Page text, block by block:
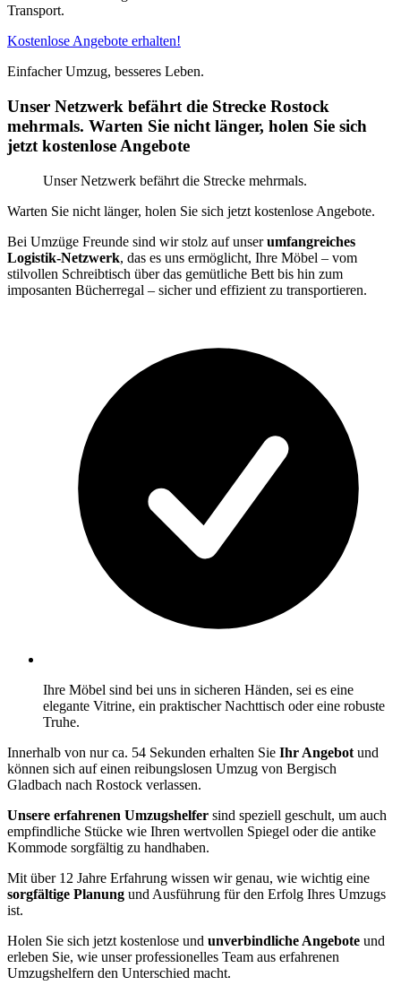
Transport.
Kostenlose Angebote erhalten!
Einfacher Umzug, besseres Leben.
Unser Netzwerk befährt die Strecke Rostock
mehrmals. Warten Sie nicht länger, holen Sie sich
jetzt kostenlose Angebote
Unser Netzwerk befährt die Strecke mehrmals.
Warten Sie nicht länger, holen Sie sich jetzt kostenlose Angebote.
Bei Umzüge Freunde sind wir stolz auf unserumfangreiches
Logistik-Netzwerk, das es uns ermöglicht, Ihre Möbel – vom
stilvollen Schreibtisch über das gemütliche Bett bis hin zum
imposanten Bücherregal – sicher und effizient zu transportieren.
Ihre Möbel sind bei uns in sicheren Händen, sei es eine
elegante Vitrine, ein praktischer Nachttisch oder eine robuste
Truhe.
Innerhalb von nur ca. 54 Sekunden erhalten Sie Ihr Angebot und
können sich auf einen reibungslosen Umzug von Bergisch
Gladbach nach Rostock verlassen.
Unsere erfahrenen Umzugshelfer sind speziell geschult, um auch
empfindliche Stücke wie Ihren wertvollen Spiegel oder die antike
Kommode sorgfältig zu handhaben.
Mit über 12 Jahre Erfahrung wissen wir genau, wie wichtig eine
sorgfältige Planung und Ausführung für den Erfolg Ihres Umzugs
ist.
Holen Sie sich jetzt kostenlose und unverbindliche Angebote und
erleben Sie, wie unser professionelles Team aus erfahrenen
Umzugshelfern den Unterschied macht.